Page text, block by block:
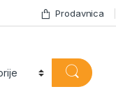
Prodavnica